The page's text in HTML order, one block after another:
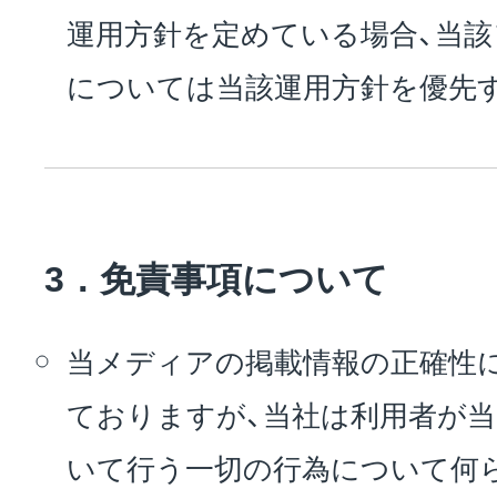
運用方針を定めている場合、当
については当該運用方針を優先
3．免責事項について
当メディアの掲載情報の正確性
ておりますが、当社は利用者が
いて行う一切の行為について何